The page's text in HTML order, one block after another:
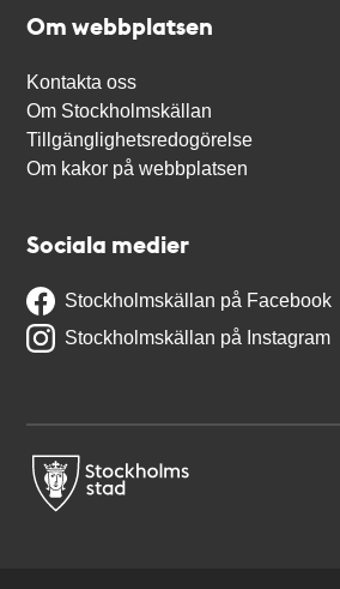
Om webbplatsen
Kontakta oss
Om Stockholmskällan
Tillgänglighetsredogörelse
Om kakor på webbplatsen
Sociala medier
Stockholmskällan på Facebook
Stockholmskällan på Instagram